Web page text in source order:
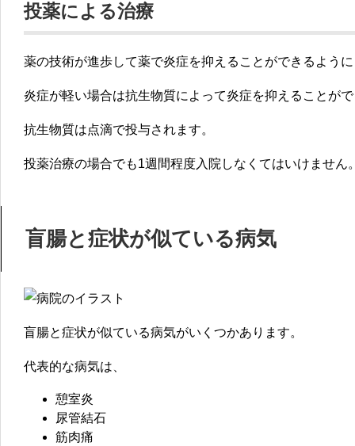
投薬による治療
薬の技術が進歩して薬で炎症を抑えることができるよう
炎症が軽い場合は抗生物質によって炎症を抑えることが
抗生物質は点滴で投与されます。
投薬治療の場合でも1週間程度入院しなくてはいけません
盲腸と症状が似ている病気
盲腸と症状が似ている病気がいくつかあります。
代表的な病気は、
憩室炎
尿管結石
筋肉痛